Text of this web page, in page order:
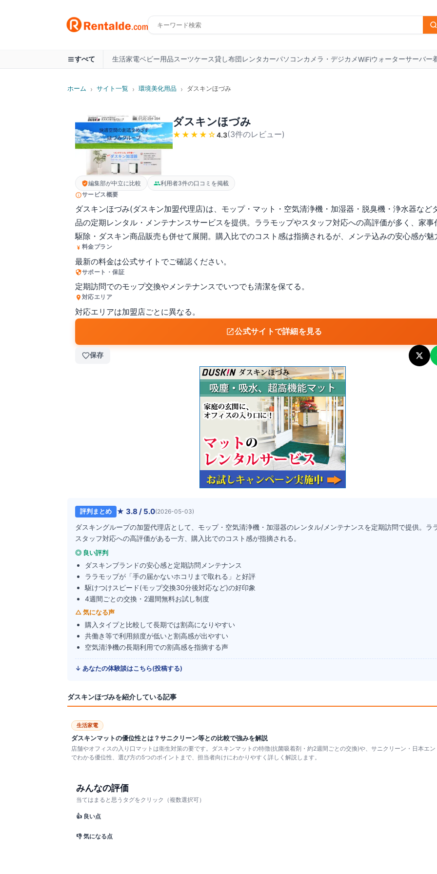
すべて 生活家電ベビー用品スーツケース貸し布団レンタカーパソコンカメラ・デジカメWiFiウォーターサーバー
ホーム › サイト一覧 › 環境美化用品 › ダスキンほづみ
ダスキンほづみ
★★★★ ☆4.3(3件のレビュー)
編集部が中立に比較
利用者3件の口コミを掲載
サービス概要
ダスキンほづみ(ダスキン加盟代理店)は、モップ・マット・空気清浄機・加湿器・脱臭機・浄水器など
品の定期レンタル・メンテナンスサービスを提供。ララモップやスタッフ対応への高評価が多く、家事
駆除・ダスキン商品販売も併せて展開。購入比でのコスト感は指摘されるが、メンテ込みの安心感が魅
料金プラン
最新の料金は公式サイトでご確認ください。
サポート・保証
定期訪問でのモップ交換やメンテナンスでいつでも清潔を保てる。
対応エリア
対応エリアは加盟店ごとに異なる。
公式サイトで詳細を見る
保存
評判まとめ ★ 3.8 / 5.0(2026-05-03)
ダスキングループの加盟代理店として、モップ・空気清浄機・加湿器のレンタル/メンテナンスを定期訪問で提供。ラ
スタッフ対応への高評価がある一方、購入比でのコスト感が指摘される。
◎ 良い評判
ダスキンブランドの安心感と定期訪問メンテナンス
ララモップが「手の届かないホコリまで取れる」と好評
駆けつけスピード(モップ交換30分後対応など)の好印象
4週間ごとの交換・2週間無料お試し制度
△ 気になる声
購入タイプと比較して長期では割高になりやすい
共働き等で利用頻度が低いと割高感が出やすい
空気清浄機の長期利用での割高感を指摘する声
↓ あなたの体験談はこちら(投稿する)
ダスキンほづみを紹介している記事
生活家電
ダスキンマットの優位性とは？サニクリーン等との比較で強みを解説
店舗やオフィスの入り口マットは衛生対策の要です。ダスキンマットの特徴(抗菌吸着剤・約2週間ごとの交換)や、サニクリーン・日本エ
でわかる優位性、選び方の5つのポイントまで、担当者向けにわかりやすく詳しく解説します。
みんなの評価
当てはまると思うタグをクリック（複数選択可）
👍 良い点
👎 気になる点